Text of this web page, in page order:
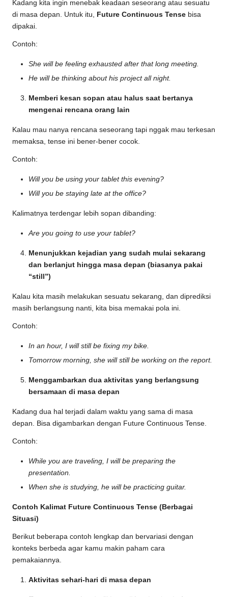
Kadang kita ingin menebak keadaan seseorang atau sesuatu
di masa depan. Untuk itu,
Future Continuous Tense bisa
dipakai.
Contoh:
She will be feeling exhausted after that long meeting.
He will be thinking about his project all night.
Memberi kesan sopan atau halus saat bertanya
mengenai rencana orang lain
Kalau mau nanya rencana seseorang tapi nggak mau terkesan
memaksa, tense ini bener-bener cocok.
Contoh:
Will you be using your tablet this evening?
Will you be staying late at the office?
Kalimatnya terdengar lebih sopan dibanding:
Are you going to use your tablet?
Menunjukkan kejadian yang sudah mulai sekarang
dan berlanjut hingga masa depan (biasanya pakai
“still”)
Kalau kita masih melakukan sesuatu sekarang, dan diprediksi
masih berlangsung nanti, kita bisa memakai pola ini.
Contoh:
In an hour, I will still be fixing my bike.
Tomorrow morning, she will still be working on the report.
Menggambarkan dua aktivitas yang berlangsung
bersamaan di masa depan
Kadang dua hal terjadi dalam waktu yang sama di masa
depan. Bisa digambarkan dengan Future Continuous Tense.
Contoh:
While you are traveling, I will be preparing the
presentation.
When she is studying, he will be practicing guitar.
Contoh Kalimat Future Continuous Tense (Berbagai
Situasi)
Berikut beberapa contoh lengkap dan bervariasi dengan
konteks berbeda agar kamu makin paham cara
pemakaiannya.
Aktivitas sehari-hari di masa depan